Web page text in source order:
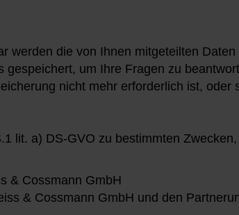
die von Ihnen mitgeteilten
um Ihre Fragen zu
nicht mehr erforderlich ist, oder
lit. a) DS-GVO zu bestimmten
& Cossmann GmbH
& Cossmann GmbH und den